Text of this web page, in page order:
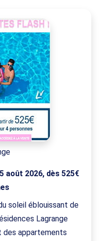
août 2026, dès 525€
soleil éblouissant de
Lagrange
appartements